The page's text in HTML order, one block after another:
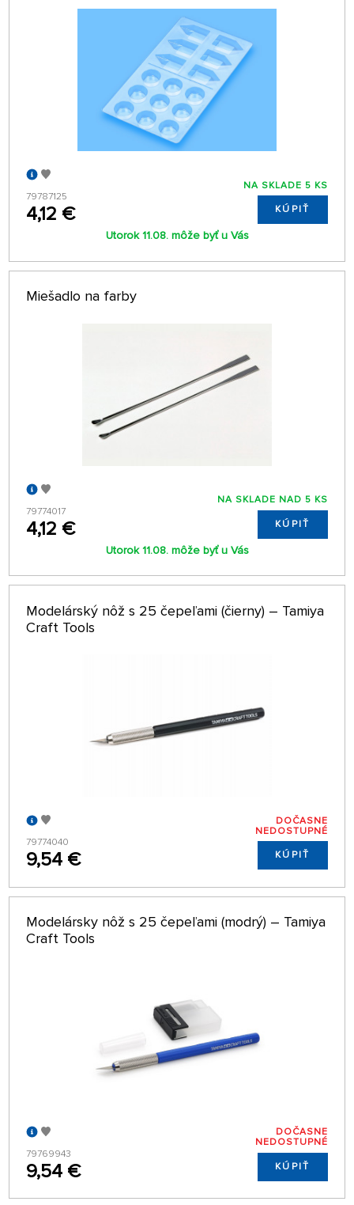
79787125
4,12 €
NA SKLADE 5 KS
KÚPIŤ
Utorok 11.08. môže byť u Vás
Miešadlo na farby
79774017
4,12 €
NA SKLADE NAD 5 KS
KÚPIŤ
Utorok 11.08. môže byť u Vás
Modelárský nôž s 25 čepeľami (čierny) – Tamiya
Craft Tools
79774040
9,54 €
DOČASNE
NEDOSTUPNÉ
KÚPIŤ
Modelársky nôž s 25 čepeľami (modrý) – Tamiya
Craft Tools
79769943
9,54 €
DOČASNE
NEDOSTUPNÉ
KÚPIŤ